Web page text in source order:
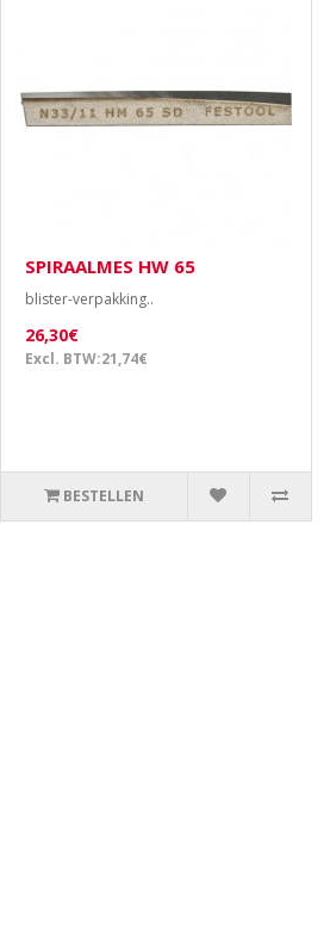
SPIRAALMES HW 65
blister-verpakking..
26,30€
Excl. BTW:21,74€
BESTELLEN